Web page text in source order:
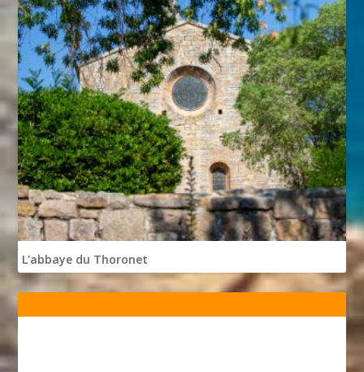
L'abbaye du Thoronet